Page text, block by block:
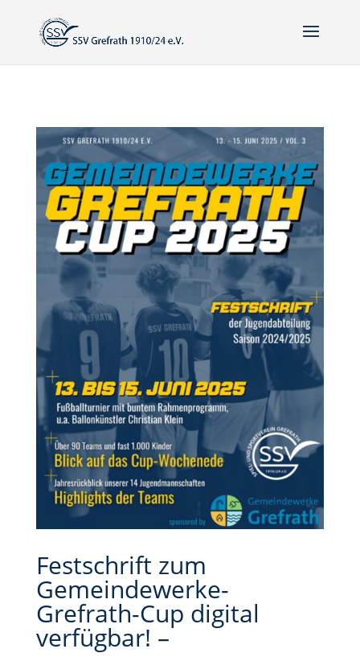
Festschrift zum
Gemeindewerke-
Grefrath-Cup digital
verfügbar! –